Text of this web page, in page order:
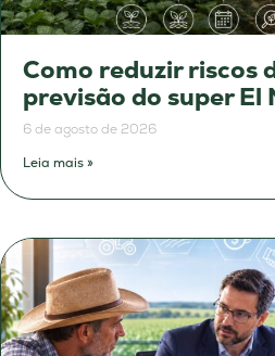
Como reduzir riscos
previsão do super El
6 de agosto de 2026
Leia mais »